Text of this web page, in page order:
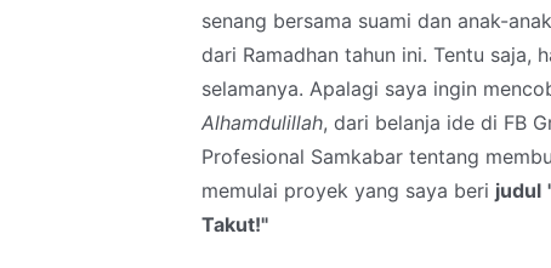
senang bersama suami dan anak-
dari Ramadhan tahun ini. Tentu saja,
selamanya. Apalagi saya ingin
Alhamdulillah, dari belanja ide di FB
Profesional Samkabar tentang
memulai proyek yang saya beri judul
Takut!"